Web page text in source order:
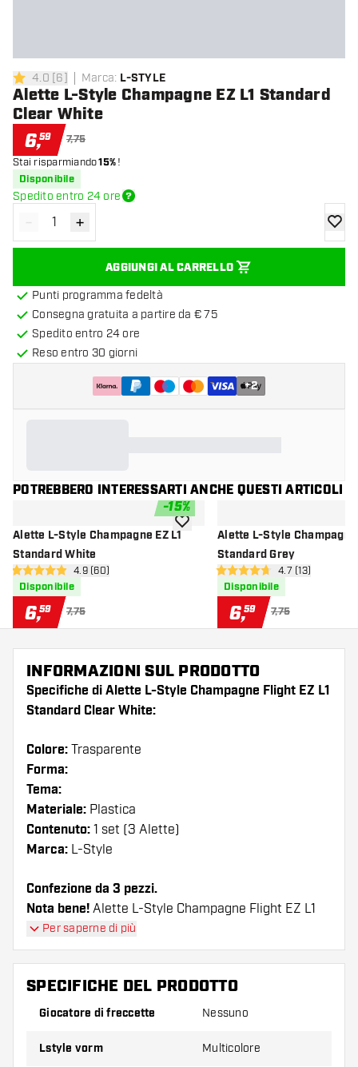
4 stelle di valutazione
4.0 [6] Marca: L-STYLE
Alette L-Style Champagne EZ L1 Standard
Clear White
6,59 7,75
Stai risparmiando15%!
Disponibile
Spedito entro 24 ore
Diminuisci quantità
- Aumenta quantità
+
AGGIUNGI AL CARRELLO
Punti programma fedeltà
Consegna gratuita a partire da € 75
Spedito entro 24 ore
Reso entro 30 giorni
+2
POTREBBERO INTERESSARTI ANCHE QUESTI ARTICOLI
-15%
Alette L-Style Champagne EZ L1
Standard White
apri pannello recensioni
4.9 stelle di valutazione
4.9 (60)
Disponibile
6,59 7,75
aggiungi alla lista dei desideri
Alette L-Style Champagne
Standard Grey
apri pannello
4.7 stelle di valutazione
4.7 (13)
Disponibile
6,59 7,75
INFORMAZIONI SUL PRODOTTO
Specifiche di Alette L-Style Champagne Flight EZ L1
Standard Clear White:
Colore: Trasparente
Forma:
Tema:
Materiale: Plastica
Contenuto: 1 set (3 Alette)
Marca: L-Style
Confezione da 3 pezzi.
Nota bene! Alette L-Style Champagne Flight EZ L1
Standard Clear White possono essere utilizzati solo
con astine L-Style o astine in nylon di altre marche.
Suggerimento di Dartshopper!
Assicuratevi di avere a portata di mano un gran
numero di alette e di astine. Questi possono
danneggiarsi o rompersi con l'uso.
Per saperne di più
SPECIFICHE DEL PRODOTTO
Giocatore di freccette Nessuno
Lstyle vorm Multicolore